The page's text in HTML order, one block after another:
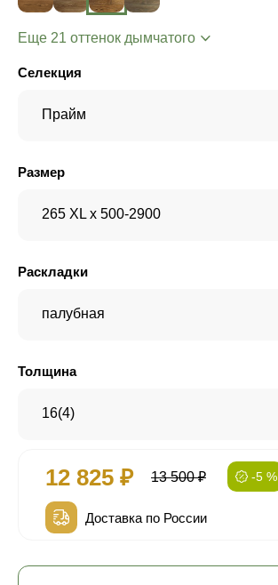
Еще 21 оттенок дымчатого
Селекция
Прайм
Размер
265 XL x 500-2900
Раскладки
палубная
Толщина
16(4)
12 825 ₽ 13 500 ₽ -5 %
Доставка по России